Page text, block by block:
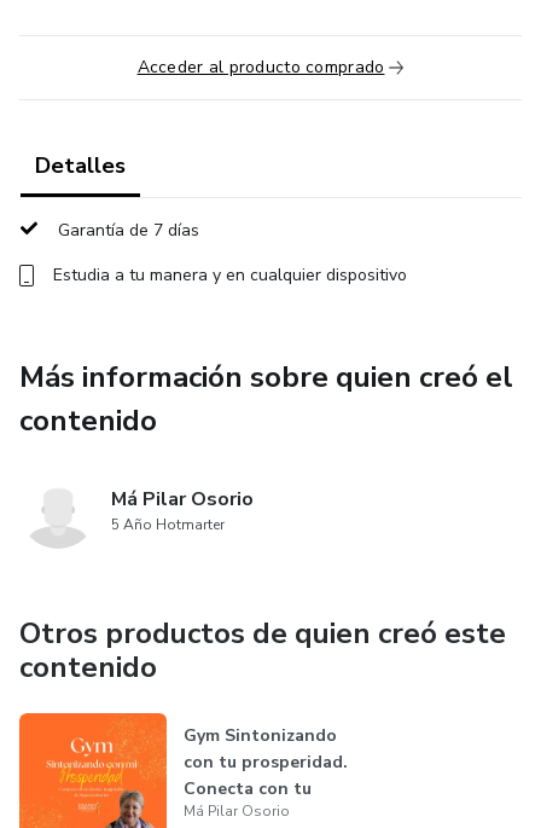
Acceder al producto comprado
Detalles
Garantía de 7 días
Estudia a tu manera y en cualquier dispositivo
Más información sobre quien creó el
contenido
Má Pilar Osorio
5 Año Hotmarter
Otros productos de quien creó este
contenido
Gym Sintonizando
con tu prosperidad.
Conecta con tu
fuente...
Má Pilar Osorio